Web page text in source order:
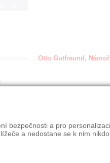
Otto Gutfreund,
bezpečnosti a pro
a nedostane se k nim